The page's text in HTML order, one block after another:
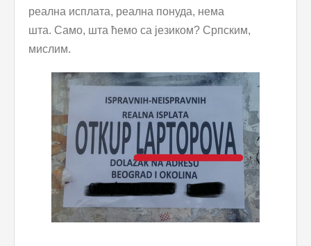
реална исплата, реална понуда, нема
шта. Само, шта ћемо са језиком? Српским,
мислим.